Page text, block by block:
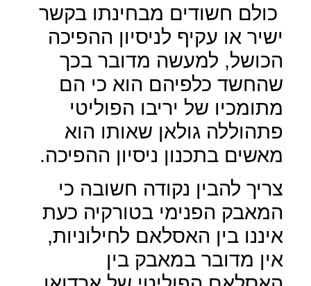
כולם חשודים מבחינתו בקשר
ישיר או עקיף לניסיון ההפיכה
הכושל, למעשה מדובר בכך
שהחשד כלפיהם הוא כי הם
מתומכיו של יריבו הפוליטי
פתהוללה גולאן שאותו הוא
מאשים בתכנון ניסיון ההפיכה.
צריך להבין נקודה חשובה כי
המאבק הפנימי בטורקיה כעת
איננו בין האסלאם לחילוניות,
אין מדובר במאבק בין